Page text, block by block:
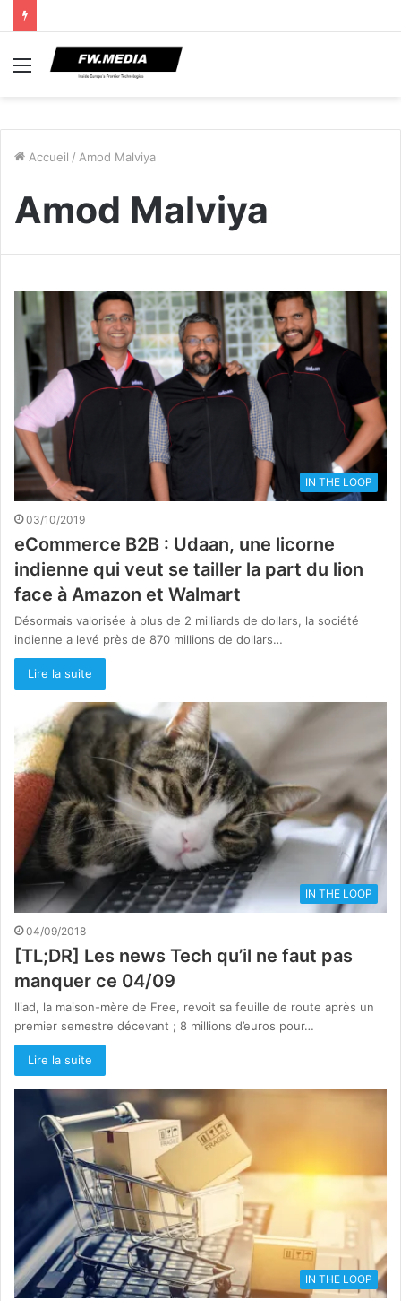
Menu
Accueil / Amod Malviya
Amod Malviya
IN THE LOOP
03/10/2019
eCommerce B2B : Udaan, une licorne
indienne qui veut se tailler la part du lion
face à Amazon et Walmart
Désormais valorisée à plus de 2 milliards de dollars, la société
indienne a levé près de 870 millions de dollars…
Lire la suite
IN THE LOOP
04/09/2018
[TL;DR] Les news Tech qu’il ne faut pas
manquer ce 04/09
Iliad, la maison-mère de Free, revoit sa feuille de route après un
premier semestre décevant ; 8 millions d’euros pour…
Lire la suite
IN THE LOOP